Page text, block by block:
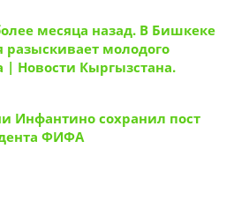
месяца назад. В Бишкеке
молодого
| Новости Кыргызстана.
Инфантино сохранил пост
ФИФА